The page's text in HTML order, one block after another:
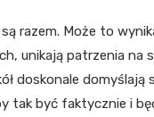
razem. Może to
unikają patrzenia na
doskonale domyślają
tak być faktycznie i